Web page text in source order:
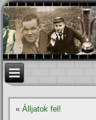
«Álljatok fel!